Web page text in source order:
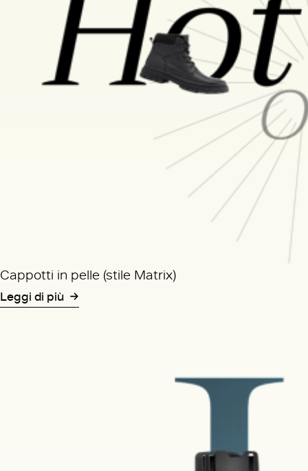
Cappotti in pelle (stile Matrix)
Leggi di più